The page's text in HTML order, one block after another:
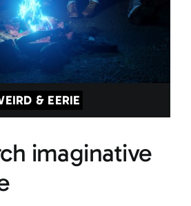
& EERIE
imaginative